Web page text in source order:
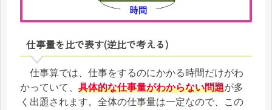
仕事量を比で表す(逆比で考える)
仕事算では、仕事をするのにかかる時間だけがわ
かっていて、 具体的な仕事量がわからない問題が多
く出題されます。全体の仕事量は一定なので、この